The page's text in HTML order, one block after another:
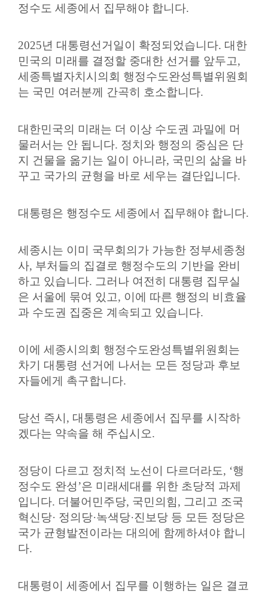
정수도 세종에서 집무해야 합니다.
2025년 대통령선거일이 확정되었습니다. 대한
민국의 미래를 결정할 중대한 선거를 앞두고,
세종특별자치시의회 행정수도완성특별위원회
는 국민 여러분께 간곡히 호소합니다.
대한민국의 미래는 더 이상 수도권 과밀에 머
물러서는 안 됩니다. 정치와 행정의 중심은 단
지 건물을 옮기는 일이 아니라, 국민의 삶을 바
꾸고 국가의 균형을 바로 세우는 결단입니다.
대통령은 행정수도 세종에서 집무해야 합니다.
세종시는 이미 국무회의가 가능한 정부세종청
사, 부처들의 집결로 행정수도의 기반을 완비
하고 있습니다. 그러나 여전히 대통령 집무실
은 서울에 묶여 있고, 이에 따른 행정의 비효율
과 수도권 집중은 계속되고 있습니다.
이에 세종시의회 행정수도완성특별위원회는
차기 대통령 선거에 나서는 모든 정당과 후보
자들에게 촉구합니다.
당선 즉시 , 대통령은 세종에서 집무를 시작하
겠다는 약속을 해 주십시오.
정당이 다르고 정치적 노선이 다르더라도, ‘행
정수도 완성’은 미래세대를 위한 초당적 과제
입니다. 더불어민주당, 국민의힘, 그리고 조국
혁신당· 정의당·녹색당·진보당 등 모든 정당은
국가 균형발전이라는 대의에 함께하셔야 합니
다.
대통령이 세종에서 집무를 이행하는 일은 결코